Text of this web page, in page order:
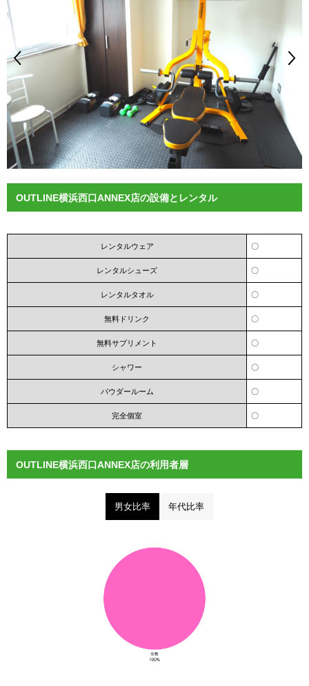
OUTLINE横浜西口ANNEX店の設備とレンタル
レンタルウェア 〇
レンタルシューズ 〇
レンタルタオル 〇
無料ドリンク 〇
無料サプリメント 〇
シャワー 〇
パウダールーム 〇
完全個室 〇
OUTLINE横浜西口ANNEX店の利用者層
男女比率 年代比率